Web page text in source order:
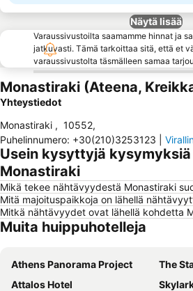
Näytä lisää
Varaussivustoilta saamamme hinnat ja
jatkuvasti. Tämä tarkoittaa sitä, että et
varaussivustolta täsmälleen samaa
Monastiraki (Ateena,
Yhteystiedot
Monastiraki , 10552,
Puhelinnumero: +30(210)3253123
Usein kysyttyjä
Monastiraki
Mikä tekee nähtävyydestä Monastiraki
Mitä majoituspaikkoja on lähellä
Mitkä nähtävyydet ovat lähellä kohdetta
Muita huippuhotelleja
Athens Panorama Project
The
Attalos Hotel